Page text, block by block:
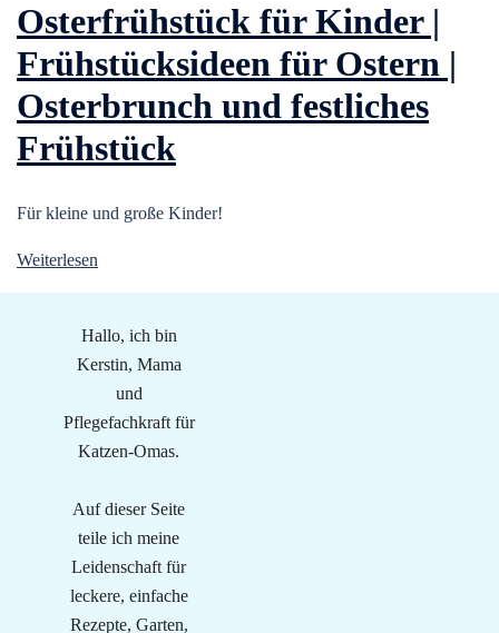
Osterfrühstück für Kinder |
Frühstücksideen für Ostern |
Osterbrunch und festliches
Frühstück
Für kleine und große Kinder!
Weiterlesen
Hallo, ich bin
Kerstin, Mama
und
Pflegefachkraft für
Katzen-Omas.
Auf dieser Seite
teile ich meine
Leidenschaft für
leckere, einfache
Rezepte, Garten,